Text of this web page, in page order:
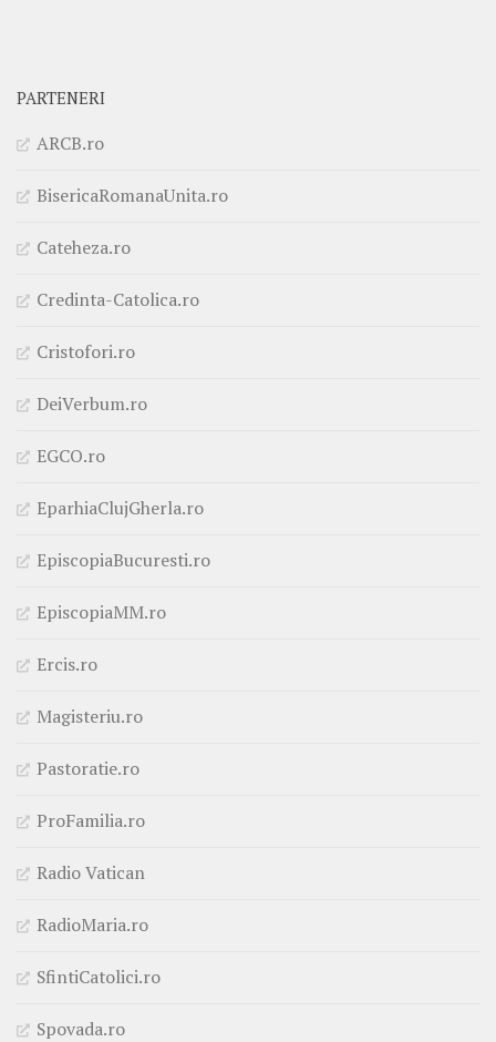
PARTENERI
ARCB.ro
BisericaRomanaUnita.ro
Cateheza.ro
Credinta-Catolica.ro
Cristofori.ro
DeiVerbum.ro
EGCO.ro
EparhiaClujGherla.ro
EpiscopiaBucuresti.ro
EpiscopiaMM.ro
Ercis.ro
Magisteriu.ro
Pastoratie.ro
ProFamilia.ro
Radio Vatican
RadioMaria.ro
SfintiCatolici.ro
Spovada.ro